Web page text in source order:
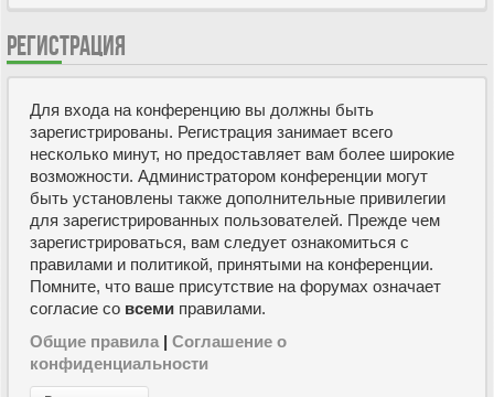
РЕГИСТРАЦИЯ
Для входа на конференцию вы должны быть
зарегистрированы. Регистрация занимает всего
несколько минут, но предоставляет вам более широкие
возможности. Администратором конференции могут
быть установлены также дополнительные привилегии
для зарегистрированных пользователей. Прежде чем
зарегистрироваться, вам следует ознакомиться с
правилами и политикой, принятыми на конференции.
Помните, что ваше присутствие на форумах означает
согласие со всеми правилами.
Общие правила | Соглашение о
конфиденциальности